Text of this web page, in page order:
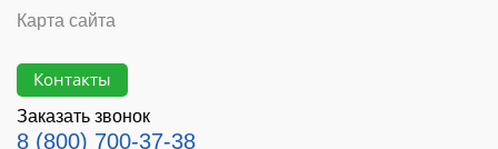
Карта сайта
Контакты
Заказать звонок
8 (800) 700-37-38